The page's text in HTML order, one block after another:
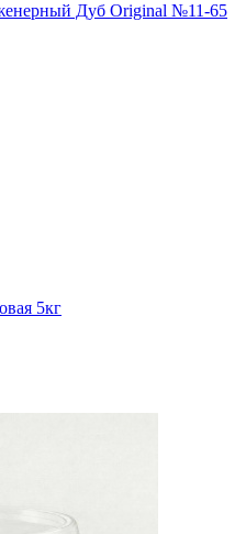
Дуб Original №11-65
5кг